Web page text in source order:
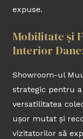
expuse.
Mobilitate și
Interior
Showroom-ul
strategic pentru
versatilitatea
ușor mutat și
vizitatorilor să